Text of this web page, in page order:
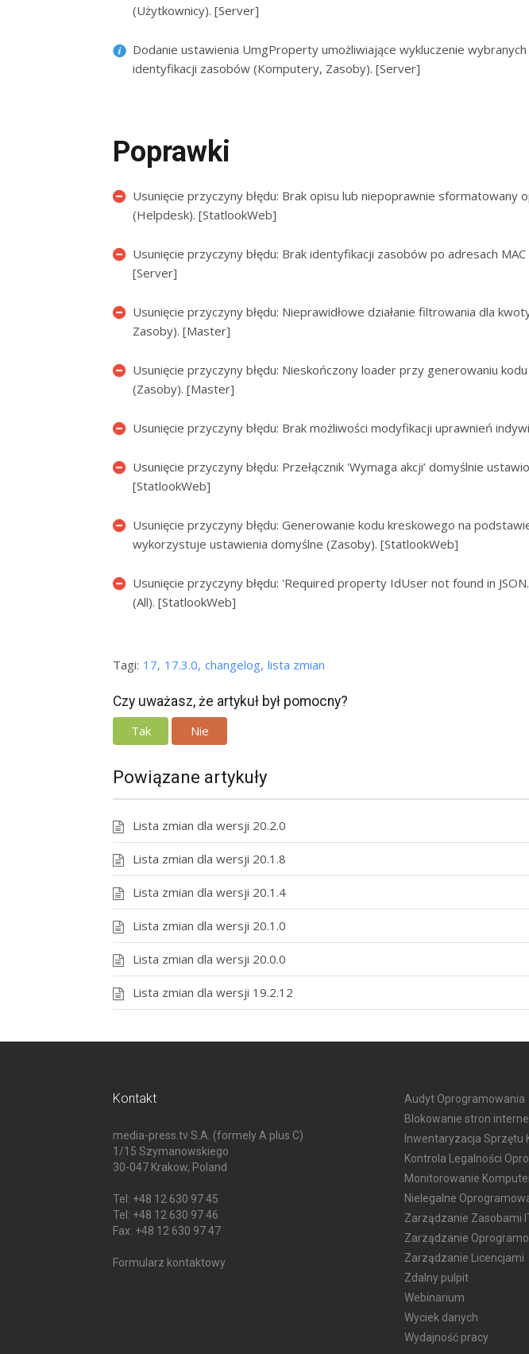
(Użytkownicy). [Server]
Dodanie ustawienia UmgProperty umożliwiające wykluczenie
identyfikacji zasobów (Komputery, Zasoby). [Server]
Poprawki
Usunięcie przyczyny błędu: Brak opisu lub niepoprawnie sformatowany
(Helpdesk). [StatlookWeb]
Usunięcie przyczyny błędu: Brak identyfikacji zasobów po adresach
[Server]
Usunięcie przyczyny błędu: Nieprawidłowe działanie filtrowania dla
Zasoby). [Master]
Usunięcie przyczyny błędu: Nieskończony loader przy generowaniu
(Zasoby). [Master]
Usunięcie przyczyny błędu: Brak możliwości modyfikacji uprawnień
Usunięcie przyczyny błędu: Przełącznik 'Wymaga akcji’ domyślnie
[StatlookWeb]
Usunięcie przyczyny błędu: Generowanie kodu kreskowego na
wykorzystuje ustawienia domyślne (Zasoby). [StatlookWeb]
Usunięcie przyczyny błędu: 'Required property IdUser not found in
(All). [StatlookWeb]
Tagi: 17 17.3.0 changelog lista zmian
Czy uważasz, że artykuł był pomocny?
Tak
Nie
Powiązane artykuły
Lista zmian dla wersji 20.2.0
Lista zmian dla wersji 20.1.8
Lista zmian dla wersji 20.1.4
Lista zmian dla wersji 20.1.0
Lista zmian dla wersji 20.0.0
Lista zmian dla wersji 19.2.12
Kontakt
media-press.tv S.A. (formely A plus C)
1/15 Szymanowskiego
30-047 Krakow, Poland
Tel: +48 12 630 97 45
Tel: +48 12 630 97 46
Fax: +48 12 630 97 47
Formularz kontaktowy
Audyt Oprogramowania
Blokowanie stron
Inwentaryzacja Sprzętu
Kontrola Legalności
Monitorowanie
Nielegalne
Zarządzanie Zasobami
Zarządzanie
Zarządzanie Licencjami
Zdalny pulpit
Webinarium
Wyciek danych
Wydajność pracy